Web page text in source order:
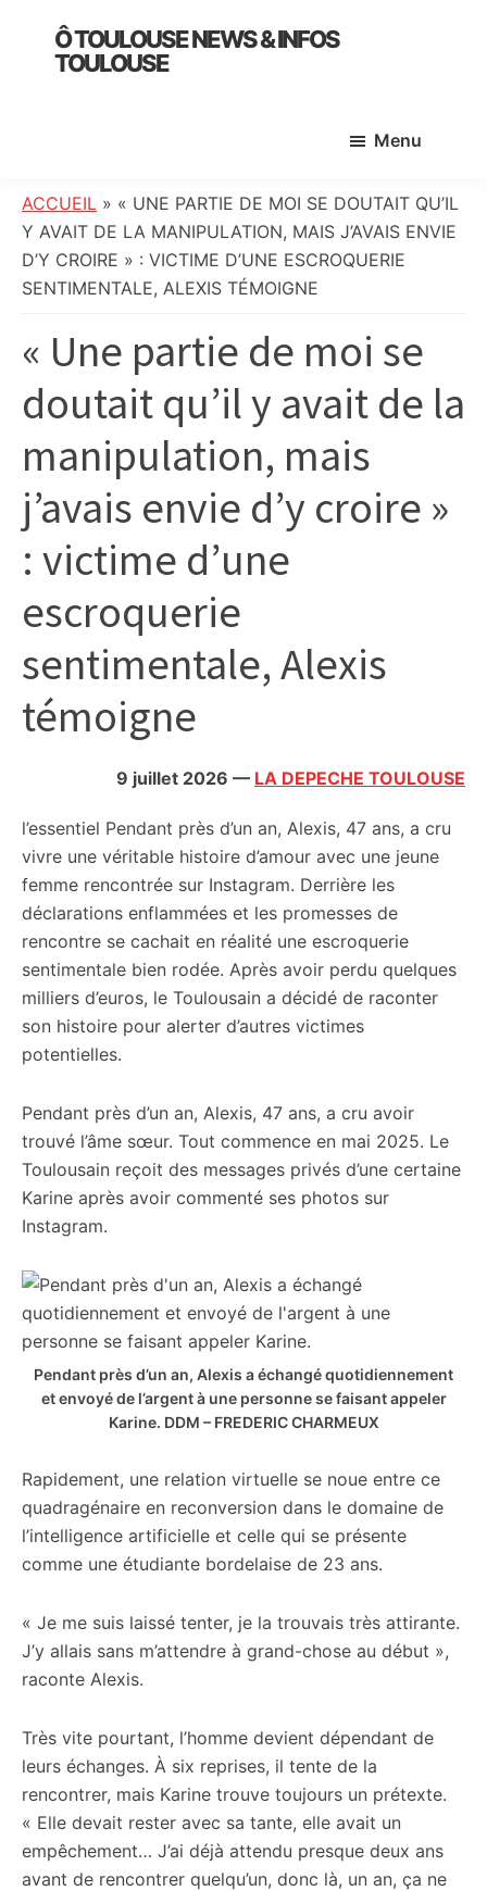
primary
Ô TOULOUSE NEWS & INFOS
TOULOUSE
:
info
locale,
société,
politique,
météo,
faits
et
initiatives
citoyennes
Menu
ACCUEIL » « UNE PARTIE DE MOI SE DOUTAIT QU’IL
Y AVAIT DE LA MANIPULATION, MAIS J’AVAIS ENVIE
D’Y CROIRE » : VICTIME D’UNE ESCROQUERIE
SENTIMENTALE, ALEXIS TÉMOIGNE
« Une partie de moi se
doutait qu’il y avait de la
manipulation, mais
j’avais envie d’y croire »
: victime d’une
escroquerie
sentimentale, Alexis
témoigne
9 juillet 2026 — LA DEPECHE TOULOUSE
l’essentiel Pendant près d’un an, Alexis, 47 ans, a cru
vivre une véritable histoire d’amour avec une jeune
femme rencontrée sur Instagram. Derrière les
déclarations enflammées et les promesses de
rencontre se cachait en réalité une escroquerie
sentimentale bien rodée. Après avoir perdu quelques
milliers d’euros, le Toulousain a décidé de raconter
son histoire pour alerter d’autres victimes
potentielles.
Pendant près d’un an, Alexis, 47 ans, a cru avoir
trouvé l’âme sœur. Tout commence en mai 2025. Le
Toulousain reçoit des messages privés d’une certaine
Karine après avoir commenté ses photos sur
Instagram.
Pendant près d’un an, Alexis a échangé quotidiennement
et envoyé de l’argent à une personne se faisant appeler
Karine. DDM – FREDERIC CHARMEUX
Rapidement, une relation virtuelle se noue entre ce
quadragénaire en reconversion dans le domaine de
l’intelligence artificielle et celle qui se présente
comme une étudiante bordelaise de 23 ans.
« Je me suis laissé tenter, je la trouvais très attirante.
J’y allais sans m’attendre à grand-chose au début »,
raconte Alexis.
Très vite pourtant, l’homme devient dépendant de
leurs échanges. À six reprises, il tente de la
rencontrer, mais Karine trouve toujours un prétexte.
« Elle devait rester avec sa tante, elle avait un
empêchement… J’ai déjà attendu presque deux ans
avant de rencontrer quelqu’un, donc là, un an, ça ne